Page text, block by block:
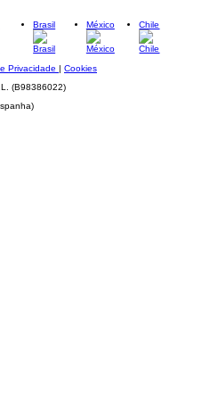
Brasil México Chile
Privacidade | Cookies
(B98386022)